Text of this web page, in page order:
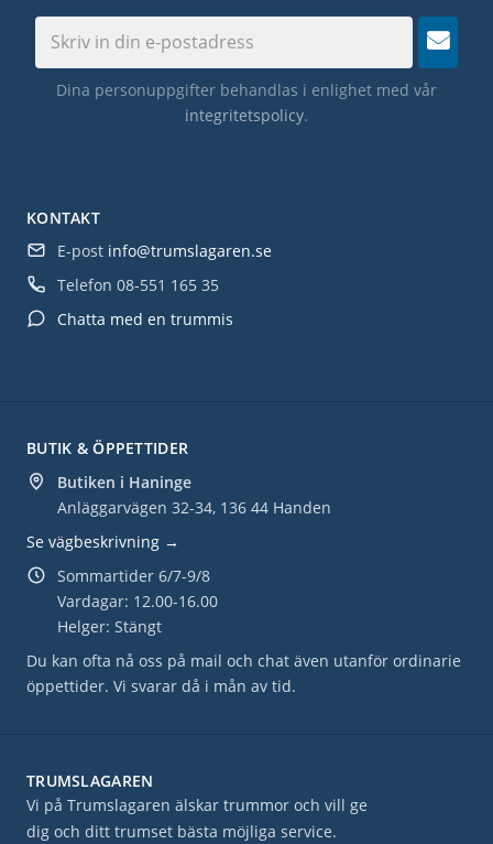
BUTIK & ÖPPETTIDER
Butiken i Haninge
Anläggarvägen 32-34, 136 44 Handen
Se vägbeskrivning →
Sommartider 6/7-9/8
Vardagar: 12.00-16.00
Helger: Stängt
Du kan ofta nå oss på mail och chat även utanför ordinarie
öppettider. Vi svarar då i mån av tid.
KONTAKT
E-post info@trumslagaren.se
Telefon 08-551 165 35
Chatta med en trummis
TRUMSLAGAREN
Vi på Trumslagaren älskar trummor och vill ge
dig och ditt trumset bästa möjliga service.
Dina personuppgifter behandlas i enlighet med vår
integritetspolicy.